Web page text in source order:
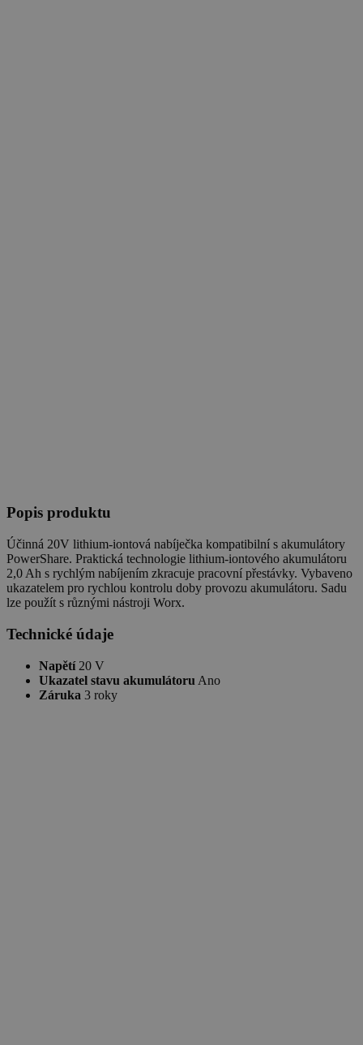
Popis produktu
Účinná 20V lithium-iontová nabíječka kompatibilní s akumulátory
PowerShare. Praktická technologie lithium-iontového akumulátoru
2,0 Ah s rychlým nabíjením zkracuje pracovní přestávky. Vybaveno
ukazatelem pro rychlou kontrolu doby provozu akumulátoru. Sadu
lze použít s různými nástroji Worx.
Technické údaje
Napětí20 V
Ukazatel stavu akumulátoru Ano
Záruka 3 roky